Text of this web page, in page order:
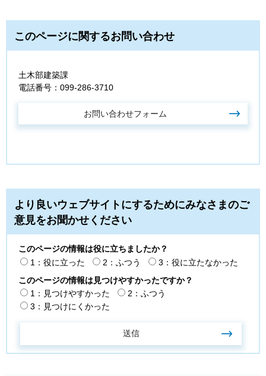
このページに関するお問い合わせ
土木部建築課
電話番号：099-286-3710
より良いウェブサイトにするためにみなさまのご
意見をお聞かせください
このページの情報は役に立ちましたか？
1：役に立った
2：ふつう
3：役に立たなかった
このページの情報は見つけやすかったですか？
1：見つけやすかった
2：ふつう
3：見つけにくかった